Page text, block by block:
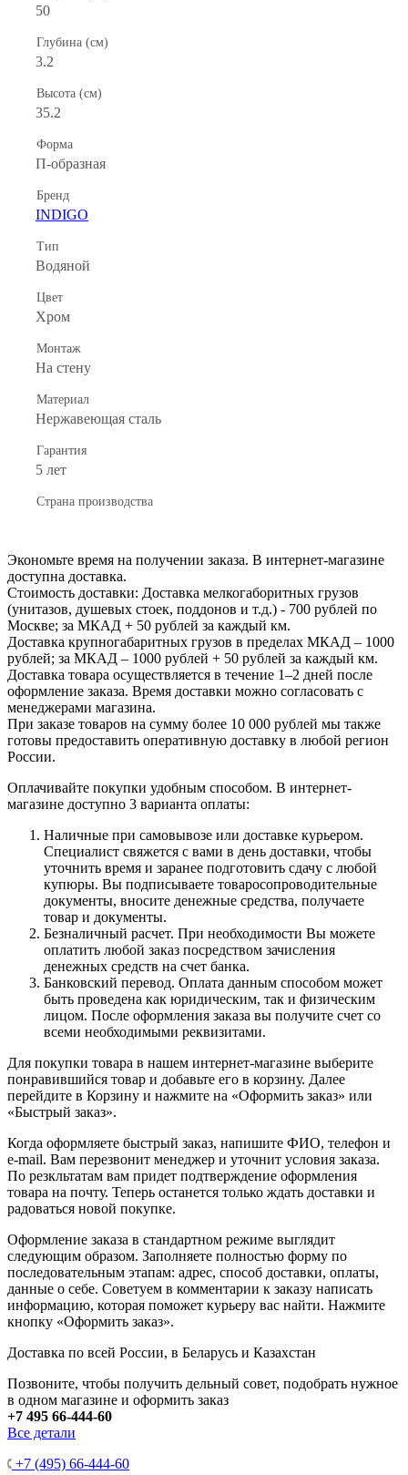
50
Глубина (см)
3.2
Высота (см)
35.2
Форма
П-образная
Бренд
INDIGO
Тип
Водяной
Цвет
Хром
Монтаж
На стену
Материал
Нержавеющая сталь
Гарантия
5 лет
Страна производства
Экономьте время на получении заказа. В интернет-магазине
доступна доставка.
Стоимость доставки: Доставка мелкогаборитных грузов
(унитазов, душевых стоек, поддонов и т.д.) - 700 рублей по
Москве; за МКАД + 50 рублей за каждый км.
Доставка крупногабаритных грузов в пределах МКАД – 1000
рублей; за МКАД – 1000 рублей + 50 рублей за каждый км.
Доставка товара осуществляется в течение 1–2 дней после
оформление заказа. Время доставки можно согласовать с
менеджерами магазина.
При заказе товаров на сумму более 10 000 рублей мы также
готовы предоставить оперативную доставку в любой регион
России.
Оплачивайте покупки удобным способом. В интернет-
магазине доступно 3 варианта оплаты:
Наличные при самовывозе или доставке курьером.
Специалист свяжется с вами в день доставки, чтобы
уточнить время и заранее подготовить сдачу с любой
купюры. Вы подписываете товаросопроводительные
документы, вносите денежные средства, получаете
товар и документы.
Безналичный расчет. При необходимости Вы можете
оплатить любой заказ посредством зачисления
денежных средств на счет банка.
Банковский перевод. Оплата данным способом может
быть проведена как юридическим, так и физическим
лицом. После оформления заказа вы получите счет со
всеми необходимыми реквизитами.
Для покупки товара в нашем интернет-магазине выберите
понравившийся товар и добавьте его в корзину. Далее
перейдите в Корзину и нажмите на «Оформить заказ» или
«Быстрый заказ».
Когда оформляете быстрый заказ, напишите ФИО, телефон и
e-mail. Вам перезвонит менеджер и уточнит условия заказа.
По резкльтатам вам придет подтверждение оформления
товара на почту. Теперь останется только ждать доставки и
радоваться новой покупке.
Оформление заказа в стандартном режиме выглядит
следующим образом. Заполняете полностью форму по
последовательным этапам: адрес, способ доставки, оплаты,
данные о себе. Советуем в комментарии к заказу написать
информацию, которая поможет курьеру вас найти. Нажмите
кнопку «Оформить заказ».
Доставка по всей России, в Беларусь и Казахстан
Позвоните, чтобы получить дельный совет, подобрать нужное
в одном магазине и оформить заказ
+7 495 66-444-60
Все детали
+7 (495) 66-444-60